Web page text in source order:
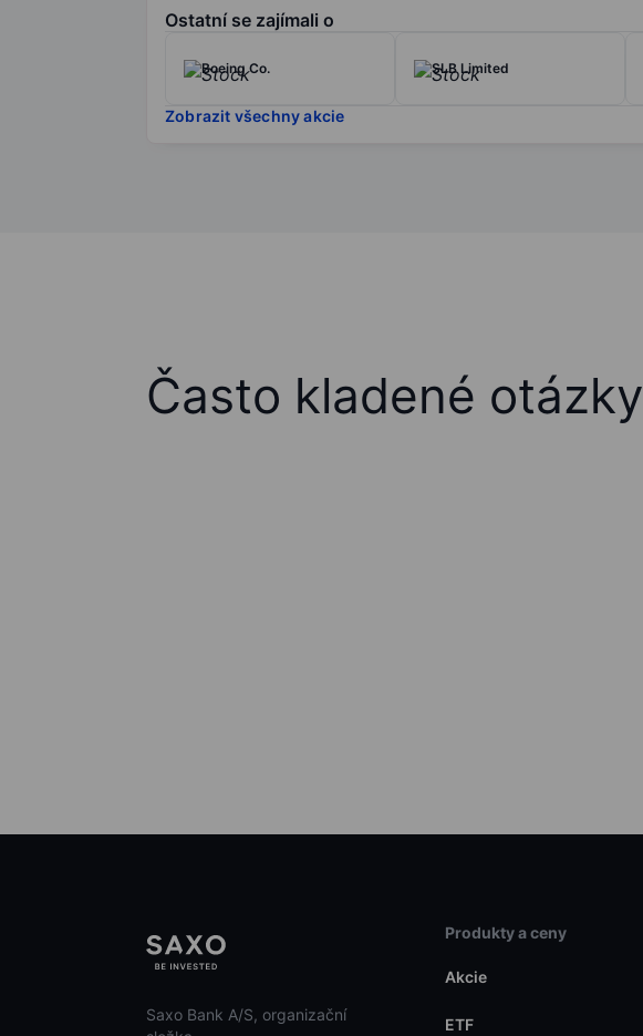
Ostatní se zajímali o
Boeing Co. SLB Limited
Zobrazit všechny akcie
Často kladené otázky
Saxo Bank A/S, organizační
Produkty a ceny
Akcie
ETF